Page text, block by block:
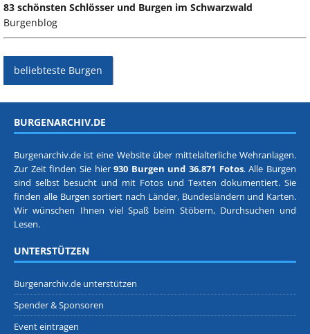
83 schönsten Schlösser und Burgen im Schwarzwald
Burgenblog
beliebteste Burgen
BURGENARCHIV.DE
Burgenarchiv.de ist eine Website über mittelalterliche Wehranlagen.
Zur Zeit finden Sie hier930 Burgen und 36.871 Fotos. Alle Burgen
sind selbst besucht und mit Fotos und Texten dokumentiert. Sie
finden alle Burgen sortiert nach Länder, Bundesländern und Karten.
Wir wünschen Ihnen viel Spaß beim Stöbern, Durchsuchen und
Lesen.
UNTERSTÜTZEN
Burgenarchiv.de unterstützen
Spender & Sponsoren
Event eintragen